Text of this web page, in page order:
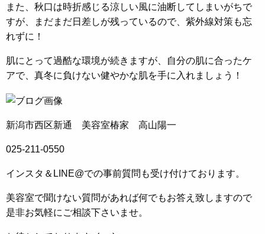
また、秋口は時折感じる涼しい風に油断してしまいがちで
すが、まだまだ日差しが残っているので、紫外線対策も忘
れずに！
肌にとって過酷な環境が続きますが、自分の肌に合ったケ
アで、真冬に負けない健やかな肌を手に入れましょう！
新潟市西区新通 美容室椿家 高山陽一
025-211-0550
インスタ＆LINE@での事前質問も受け付けております。
美容室で聞けない質問があれば何でもお答え致しますので
是非お気軽にご相談下さいませ。